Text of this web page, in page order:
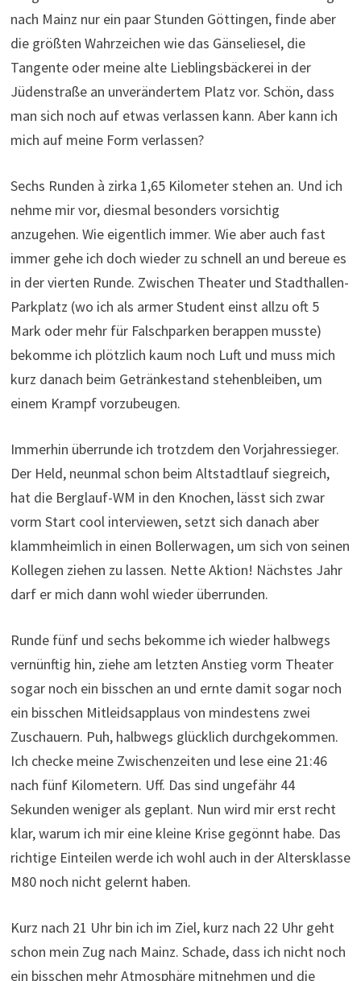
nach Mainz nur ein paar Stunden Göttingen, finde aber
die größten Wahrzeichen wie das Gänseliesel, die
Tangente oder meine alte Lieblingsbäckerei in der
Jüdenstraße an unverändertem Platz vor. Schön, dass
man sich noch auf etwas verlassen kann. Aber kann ich
mich auf meine Form verlassen?
Sechs Runden à zirka 1,65 Kilometer stehen an. Und ich
nehme mir vor, diesmal besonders vorsichtig
anzugehen. Wie eigentlich immer. Wie aber auch fast
immer gehe ich doch wieder zu schnell an und bereue es
in der vierten Runde. Zwischen Theater und Stadthallen-
Parkplatz (wo ich als armer Student einst allzu oft 5
Mark oder mehr für Falschparken berappen musste)
bekomme ich plötzlich kaum noch Luft und muss mich
kurz danach beim Getränkestand stehenbleiben, um
einem Krampf vorzubeugen.
Immerhin überrunde ich trotzdem den Vorjahressieger.
Der Held, neunmal schon beim Altstadtlauf siegreich,
hat die Berglauf-WM in den Knochen, lässt sich zwar
vorm Start cool interviewen, setzt sich danach aber
klammheimlich in einen Bollerwagen, um sich von seinen
Kollegen ziehen zu lassen. Nette Aktion! Nächstes Jahr
darf er mich dann wohl wieder überrunden.
Runde fünf und sechs bekomme ich wieder halbwegs
vernünftig hin, ziehe am letzten Anstieg vorm Theater
sogar noch ein bisschen an und ernte damit sogar noch
ein bisschen Mitleidsapplaus von mindestens zwei
Zuschauern. Puh, halbwegs glücklich durchgekommen.
Ich checke meine Zwischenzeiten und lese eine 21:46
nach fünf Kilometern. Uff. Das sind ungefähr 44
Sekunden weniger als geplant. Nun wird mir erst recht
klar, warum ich mir eine kleine Krise gegönnt habe. Das
richtige Einteilen werde ich wohl auch in der Altersklasse
M80 noch nicht gelernt haben.
Kurz nach 21 Uhr bin ich im Ziel, kurz nach 22 Uhr geht
schon mein Zug nach Mainz. Schade, dass ich nicht noch
ein bisschen mehr Atmosphäre mitnehmen und die